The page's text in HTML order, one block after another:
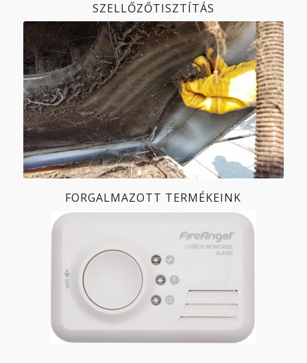
SZELLŐZŐTISZTÍTÁS
FORGALMAZOTT TERMÉKEINK